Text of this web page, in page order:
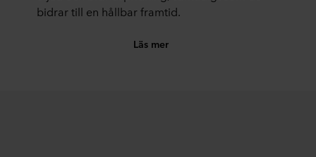
bidrar till en hållbar framtid.
Läs mer